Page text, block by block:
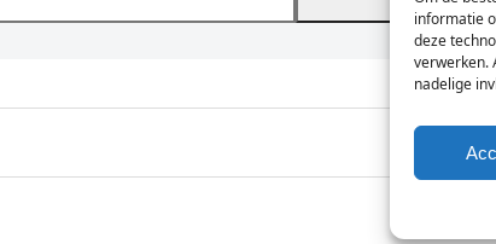
informatie
deze
verwerken.
nadelige